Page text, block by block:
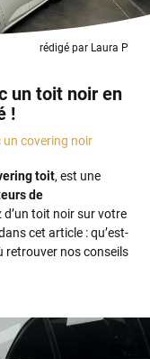
rédigé par Laura P
un toit noir en
!
un covering noir
toit, est une
de
d’un toit noir sur votre
cet article : qu’est-
retrouver nos conseils